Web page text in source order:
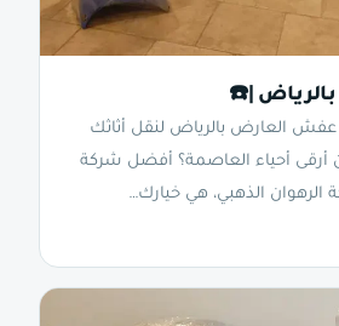
|☎️
العارض بالرياض لنقل أثاثك
أرقى أحياء العاصمة؟ أفضل شركة
الذهبي، هي خيارك…